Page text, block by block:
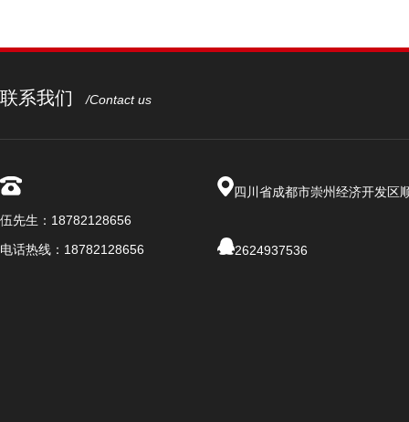
联系我们 /Contact us
伍先生：18782128656
电话热线：18782128656
四川省成都市崇州经济开发区
2624937536